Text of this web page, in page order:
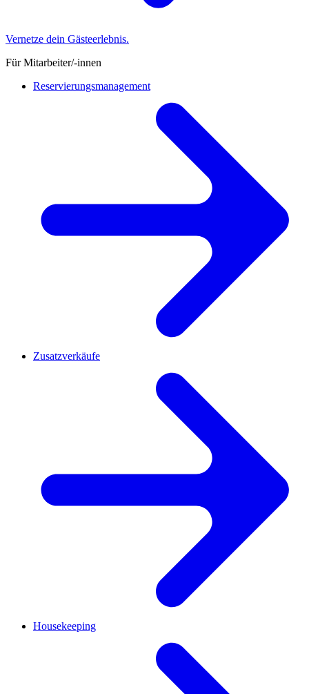
Vernetze dein Gästeerlebnis.
Für Mitarbeiter/-innen
Reservierungsmanagement
Zusatzverkäufe
Housekeeping